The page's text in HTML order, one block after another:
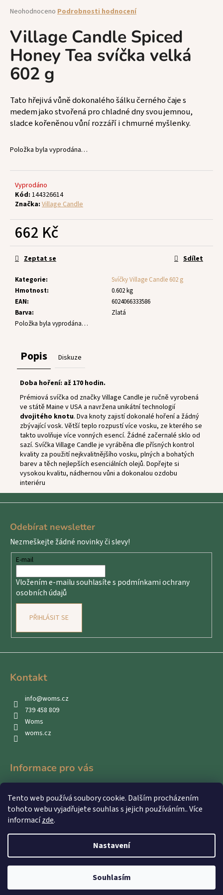
Tento web používá soubory cookie. Dalším procházením
tohoto webu vyjadřujete souhlas s jejich používáním.. Více
informacízde.
Nastavení
Souhlasím
Průměrné
produktu
je
0,0
z
5
hvězdiček.
Neohodnoceno Podrobnosti hodnocení
Village Candle Spiced
Honey Tea svíčka velká
602 g
Tato hřejivá vůně dokonalého šálku černého čaje s
medem jako stvořená pro chladné dny svou jemnou,
sladce kořeněnou vůní rozzáří i chmurné myšlenky.
Položka byla vyprodána…
Vyprodáno
Kód: 144326614
Značka: Village Candle
662 Kč
Měrná
cena:
Kategorie:
Svíčky Village Candle 602 g
Hmotnost:
0.602 kg
EAN:
6024066333586
Barva:
Zlatá
Položka byla vyprodána…
Zeptat se Sdílet
Popis Diskuze
Doba hoření: až 170 hodin.
Prémiová svíčka od značky Village Candle je ručně vyrobená
ve státě Maine v USA a navržena unikátní technologií
dvojitého knotu. Dva knoty zajistí dokonalé hoření a žádný
zbývající vosk. Větší teplo rozpustí více vosku, ze kterého se
takto uvolňuje více vonných esencí. Žádné začernalé sklo od
sazí. Svíčka Village Candle je vyráběna dle přísných kontrol
kvality za použití nejkvalitnějšího vosku, plných a bohatých
barev a těch nejlepších esenciálních olejů. Dopřejte si
vysokou kvalitu, nádhernou vůni a dokonalou ozdobu
interiéru
a
j
í
t
?
HLEDAT
o
p
o
u
j
e
Odebírat newsletter
Nezmeškejte žádné novinky či slevy!
E-mail
Vložením e-mailu souhlasíte s podmínkami ochrany
osobních údajů
PŘIHLÁSIT SE
Kontakt
info@woms.cz
739 458 809
Woms
woms.cz
Informace pro vás
Obchodní podmínky
Podmínky ochrany osobních údajů
Vytvořil Shoptet
WOMS. Všechna práva vyhrazena.